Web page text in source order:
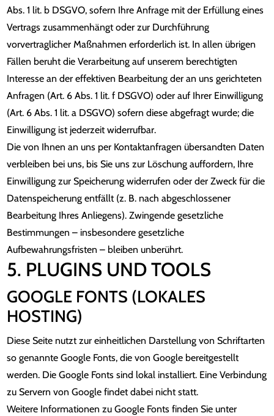
Abs. 1 lit. b DSGVO, sofern Ihre Anfrage mit der Erfüllung eines
Vertrags zusammenhängt oder zur Durchführung
vorvertraglicher Maßnahmen erforderlich ist. In allen übrigen
Fällen beruht die Verarbeitung auf unserem berechtigten
Interesse an der effektiven Bearbeitung der an uns gerichteten
Anfragen (Art. 6 Abs. 1 lit. f DSGVO) oder auf Ihrer Einwilligung
(Art. 6 Abs. 1 lit. a DSGVO) sofern diese abgefragt wurde; die
Einwilligung ist jederzeit widerrufbar.
Die von Ihnen an uns per Kontaktanfragen übersandten Daten
verbleiben bei uns, bis Sie uns zur Löschung auffordern, Ihre
Einwilligung zur Speicherung widerrufen oder der Zweck für die
Datenspeicherung entfällt (z. B. nach abgeschlossener
Bearbeitung Ihres Anliegens). Zwingende gesetzliche
Bestimmungen – insbesondere gesetzliche
Aufbewahrungsfristen – bleiben unberührt.
5. PLUGINS UND TOOLS
GOOGLE FONTS (LOKALES
HOSTING)
Diese Seite nutzt zur einheitlichen Darstellung von Schriftarten
so genannte Google Fonts, die von Google bereitgestellt
werden. Die Google Fonts sind lokal installiert. Eine Verbindung
zu Servern von Google findet dabei nicht statt.
Weitere Informationen zu Google Fonts finden Sie unter